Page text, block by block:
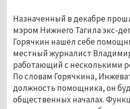
Назначенный в декабре
мэром Нижнего Тагила экс-
Горячкин нашёл себе
местный журналист
работающий с несколькими
По словам Горячкина,
должность помощника, он
общественных началах.